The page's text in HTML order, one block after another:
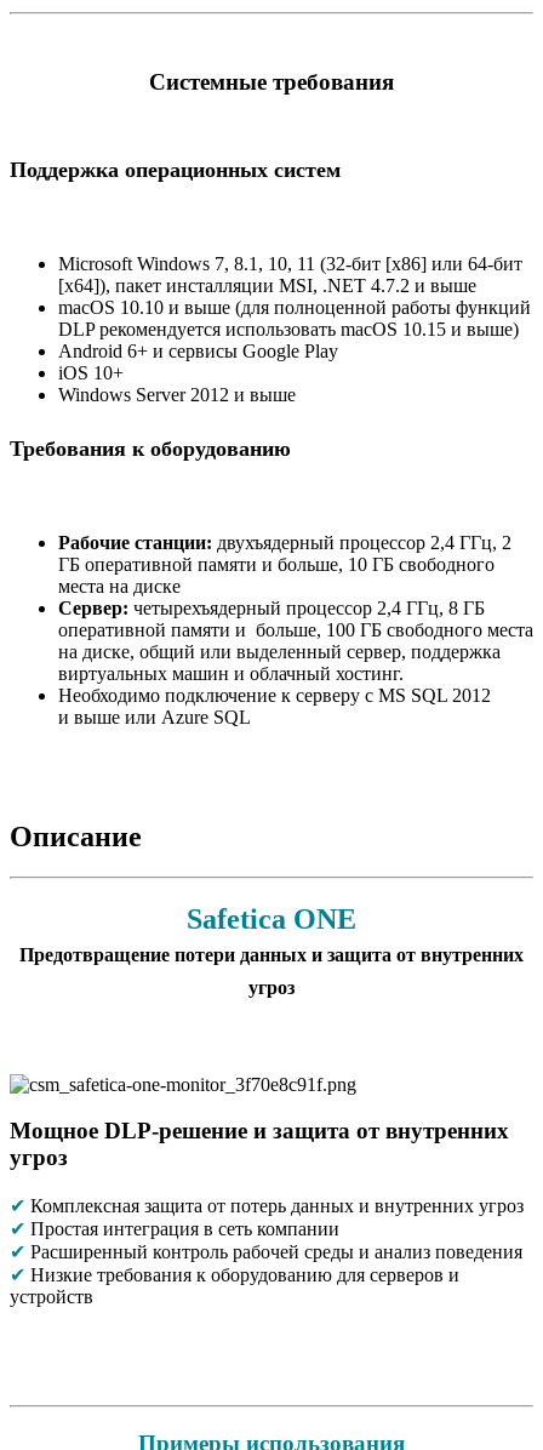
Системные требования
Поддержка операционных систем
Microsoft Windows 7, 8.1, 10, 11 (32-бит [x86] или 64-бит
[x64]), пакет инсталляции MSI, .NET 4.7.2 и выше
macOS 10.10 и выше (для полноценной работы функций
DLP рекомендуется использовать macOS 10.15 и выше)
Android 6+ и сервисы Google Play
iOS 10+
Windows Server 2012 и выше
Требования к оборудованию
Рабочие станции: двухъядерный процессор 2,4 ГГц, 2
ГБ оперативной памяти и больше, 10 ГБ свободного
места на диске
Сервер: четырехъядерный процессор 2,4 ГГц, 8 ГБ
оперативной памяти и больше, 100 ГБ свободного места
на диске, общий или выделенный сервер, поддержка
виртуальных машин и облачный хостинг.
Необходимо подключение к серверу с MS SQL 2012
и выше или Azure SQL
Описание
Safetica ONE
Предотвращение потери данных и защита от внутренних
угроз
Мощное DLP-решение и защита от внутренних
угроз
✔ Комплексная защита от потерь данных и внутренних угроз
✔ Простая интеграция в сеть компании
✔ Расширенный контроль рабочей среды и анализ поведения
✔ Низкие требования к оборудованию для серверов и
устройств
Примеры использования